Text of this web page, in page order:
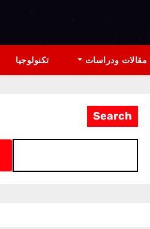
مقالات ودراسات تكنولوجيا
Search